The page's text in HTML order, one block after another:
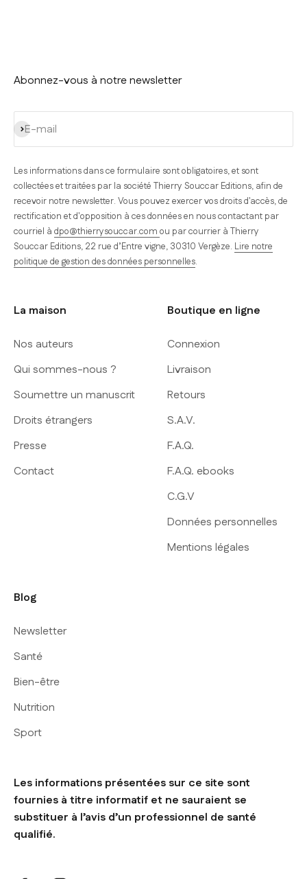
Abonnez-vous à notre newsletter
E-mail
S'inscrire
Les informations dans ce formulaire sont obligatoires, et sont
collectées et traitées par la société Thierry Souccar Editions, afin de
recevoir notre newsletter. Vous pouvez exercer vos droits d'accès, de
rectification et d'opposition à ces données en nous contactant par
courriel à dpo@thierrysouccar.com ou par courrier à Thierry
Souccar Editions, 22 rue d’Entre vigne, 30310 Vergèze. Lire notre
politique de gestion des données personnelles.
La maison
Nos auteurs
Qui sommes-nous ?
Soumettre un manuscrit
Droits étrangers
Presse
Contact
Boutique en ligne
Connexion
Livraison
Retours
S.A.V.
F.A.Q.
F.A.Q. ebooks
C.G.V
Données personnelles
Mentions légales
Blog
Newsletter
Santé
Bien-être
Nutrition
Sport
Les informations présentées sur ce site sont
fournies à titre informatif et ne sauraient se
substituer à l’avis d’un professionnel de santé
qualifié.